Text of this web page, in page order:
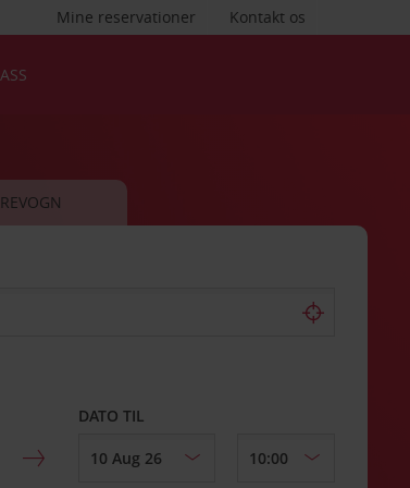
Kontakt os
Mine reservationer
DATO TIL